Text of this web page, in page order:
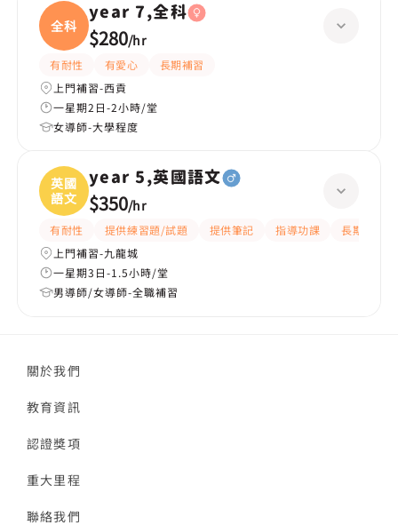
全科
year 7,全科
$280/hr
有耐性 有愛心
長期補習
上門補習-西貢
一星期2日-2小時/堂
女導師-大學程度
英國
語文
year 5,英國語文
$350/hr
有耐性 提供練習題/試題 提供筆記 指導功課
長期補習
上門補習-九龍城
一星期3日-1.5小時/堂
男導師/女導師-全職補習
關於我們
教育資訊
認證獎項
重大里程
聯絡我們